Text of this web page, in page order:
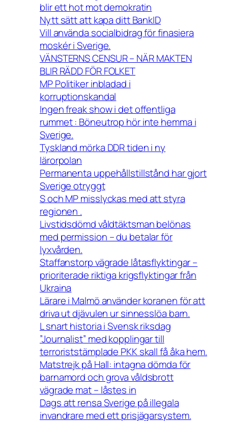
blir ett hot mot demokratin
Nytt sätt att kapa ditt BankID
Vill använda socialbidrag för finasiera
moskér i Sverige.
VÄNSTERNS CENSUR – NÄR MAKTEN
BLIR RÄDD FÖR FOLKET
MP Politiker inbladad i
korruptionskandal
Ingen freak show i det offentliga
rummet : Böneutrop hör inte hemma i
Sverige.
Tyskland mörka DDR tiden i ny
lärorpolan
Permanenta uppehållstillstånd har gjort
Sverige otryggt
S och MP misslyckas med att styra
regionen .
Livstidsdömd våldtäktsman belönas
med permission – du betalar för
lyxvården.
Staffanstorp vägrade låtasflyktingar –
prioriterade riktiga krigsflyktingar från
Ukraina
Lärare i Malmö använder koranen för att
driva ut djävulen ur sinnesslöa barn.
L snart historia i Svensk riksdag
”Journalist” med kopplingar till
terroriststämplade PKK skall få åka hem.
Matstrejk på Hall: intagna dömda för
barnamord och grova våldsbrott
vägrade mat – låstes in
Dags att rensa Sverige på illegala
invandrare med ett prisjägarsystem.